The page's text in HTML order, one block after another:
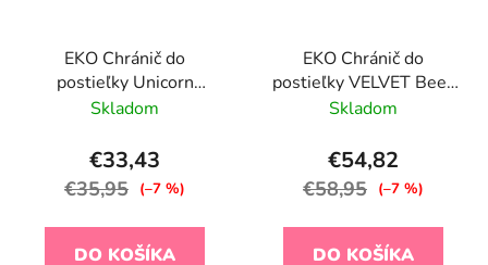
EKO Chránič do
postieľky Unicorn
180x35cm
Skladom
€33,43
€35,95 (–7 %)
DO KOŠÍKA
EKO Chránič do
postieľky VELVET Bees
Beige 360x35 cm
Skladom
€54,82
€58,95 (–7 %)
DO KOŠÍKA